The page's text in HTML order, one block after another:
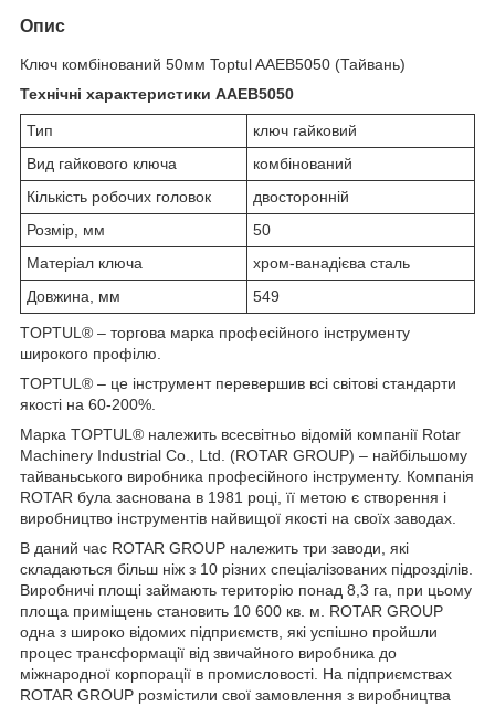
Опис
Ключ комбінований 50мм Toptul AAEB5050 (Тайвань)
Технічні характеристики AAEB5050
Тип
ключ гайковий
Вид гайкового ключа
комбінований
Кількість робочих головок
двосторонній
Розмір, мм
50
Матеріал ключа
хром-ванадієва сталь
Довжина, мм
549
TOPTUL® – торгова марка професійного інструменту
широкого профілю.
TOPTUL® – це інструмент перевершив всі світові стандарти
якості на 60-200%.
Марка TOPTUL® належить всесвітньо відомій компанії Rotar
Machinery Industrial Co., Ltd. (ROTAR GROUP) – найбільшому
тайваньського виробника професійного інструменту. Компанія
ROTAR була заснована в 1981 році, її метою є створення і
виробництво інструментів найвищої якості на своїх заводах.
В даний час ROTAR GROUP належить три заводи, які
складаються більш ніж з 10 різних спеціалізованих підрозділів.
Виробничі площі займають територію понад 8,3 га, при цьому
площа приміщень становить 10 600 кв. м. ROTAR GROUP
одна з широко відомих підприємств, які успішно пройшли
процес трансформації від звичайного виробника до
міжнародної корпорації в промисловості. На підприємствах
ROTAR GROUP розмістили свої замовлення з виробництва